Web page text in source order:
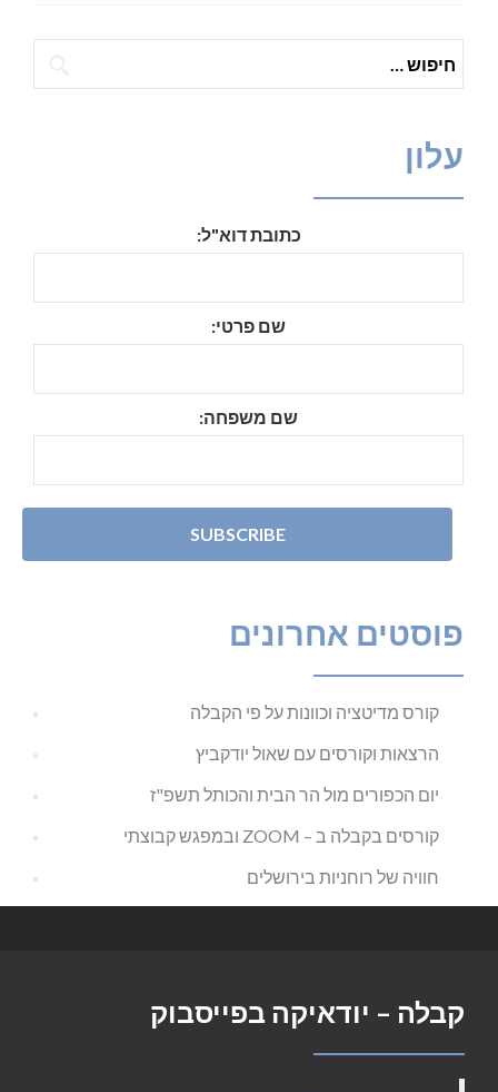
עלון
כתובת דוא"ל:
שם פרטי:
שם משפחה:
פוסטים אחרונים
קורס מדיטציה וכוונות על פי הקבלה
הרצאות וקורסים עם שאול יודקביץ
יום הכפורים מול הר הבית והכותל תשפ"ז
קורסים בקבלה ב – ZOOM ובמפגש קבוצתי
חוויה של רוחניות בירושלים
קבלה – יודאיקה בפייסבוק